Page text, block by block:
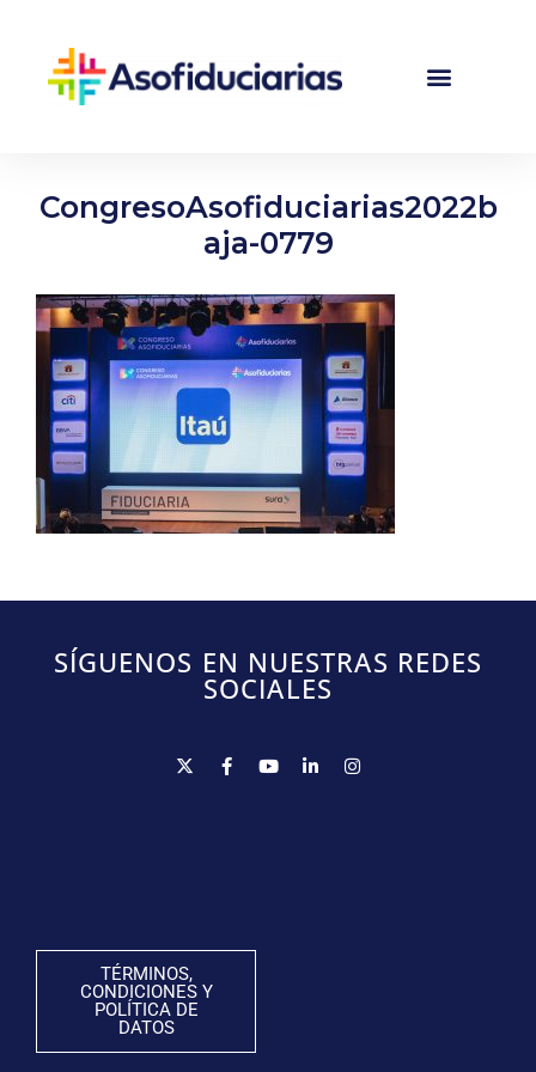
CongresoAsofiduciarias2022b
aja-0779
SÍGUENOS EN NUESTRAS REDES
SOCIALES
TÉRMINOS,
CONDICIONES Y
POLÍTICA DE
DATOS